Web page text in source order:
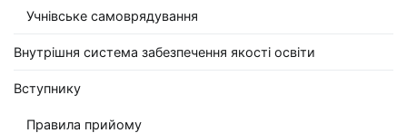
Учнівське самоврядування
Внутрішня система забезпечення якості освіти
Вступнику
Правила прийому